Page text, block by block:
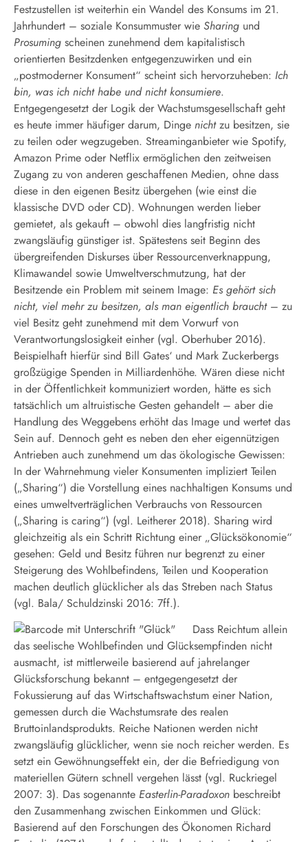
Festzustellen ist weiterhin ein Wandel des Konsums im 21.
Jahrhundert – soziale Konsummuster wie Sharing und
Prosuming scheinen zunehmend dem kapitalistisch
orientierten Besitzdenken entgegenzuwirken und ein
„postmoderner Konsument“ scheint sich hervorzuheben: Ich
bin, was ich nicht habe und nicht konsumiere.
Entgegengesetzt der Logik der Wachstumsgesellschaft geht
es heute immer häufiger darum, Dinge nichtzu besitzen, sie
zu teilen oder wegzugeben. Streaminganbieter wie Spotify,
Amazon Prime oder Netflix ermöglichen den zeitweisen
Zugang zu von anderen geschaffenen Medien, ohne dass
diese in den eigenen Besitz übergehen (wie einst die
klassische DVD oder CD). Wohnungen werden lieber
gemietet, als gekauft – obwohl dies langfristig nicht
zwangsläufig günstiger ist. Spätestens seit Beginn des
übergreifenden Diskurses über Ressourcenverknappung,
Klimawandel sowie Umweltverschmutzung, hat der
Besitzende ein Problem mit seinem Image: Es gehört sich
nicht, viel mehr zu besitzen, als man eigentlich braucht– zu
viel Besitz geht zunehmend mit dem Vorwurf von
Verantwortungslosigkeit einher (vgl. Oberhuber 2016).
Beispielhaft hierfür sind Bill Gates‘ und Mark Zuckerbergs
großzügige Spenden in Milliardenhöhe. Wären diese nicht
in der Öffentlichkeit kommuniziert worden, hätte es sich
tatsächlich um altruistische Gesten gehandelt – aber die
Handlung des Weggebens erhöht das Image und wertet das
Sein auf. Dennoch geht es neben den eher eigennützigen
Antrieben auch zunehmend um das ökologische Gewissen:
In der Wahrnehmung vieler Konsumenten impliziert Teilen
(„Sharing“) die Vorstellung eines nachhaltigen Konsums und
eines umweltverträglichen Verbrauchs von Ressourcen
(„Sharing is caring“) (vgl. Leitherer 2018). Sharing wird
gleichzeitig als ein Schritt Richtung einer „Glücksökonomie“
gesehen: Geld und Besitz führen nur begrenzt zu einer
Steigerung des Wohlbefindens, Teilen und Kooperation
machen deutlich glücklicher als das Streben nach Status
(vgl. Bala/ Schuldzinski 2016: 7ff.).
Dass Reichtum allein
das seelische Wohlbefinden und Glücksempfinden nicht
ausmacht, ist mittlerweile basierend auf jahrelanger
Glücksforschung bekannt – entgegengesetzt der
Fokussierung auf das Wirtschaftswachstum einer Nation,
gemessen durch die Wachstumsrate des realen
Bruttoinlandsprodukts. Reiche Nationen werden nicht
zwangsläufig glücklicher, wenn sie noch reicher werden. Es
setzt ein Gewöhnungseffekt ein, der die Befriedigung von
materiellen Gütern schnell vergehen lässt (vgl. Ruckriegel
2007: 3). Das sogenannte Easterlin-Paradoxon beschreibt
den Zusammenhang zwischen Einkommen und Glück:
Basierend auf den Forschungen des Ökonomen Richard